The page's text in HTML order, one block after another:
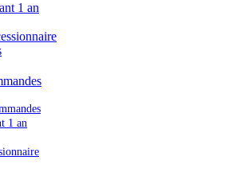
1 an
1 an